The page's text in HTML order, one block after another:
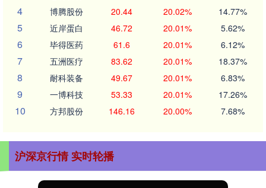
4 博腾股份 20.44 20.02% 14.77%
5 近岸蛋白 46.72 20.01% 5.62%
6 毕得医药 61.6 20.01% 6.12%
7 五洲医疗 83.62 20.01% 18.37%
8 耐科装备 49.67 20.01% 6.83%
9 一博科技 53.33 20.01% 17.26%
10 方邦股份 146.16 20.00% 7.68%
沪深京行情 实时轮播